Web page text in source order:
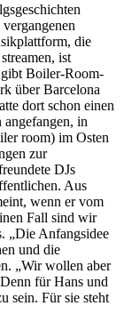
die
ist
Boiler-Room-
über Barcelona
dort schon einen
in
room) im Osten
zur
DJs
Aus
wenn er vom
Fall sind wir
„Die Anfangsidee
und die
„Wir wollen aber
für Hans und
sein. Für sie steht